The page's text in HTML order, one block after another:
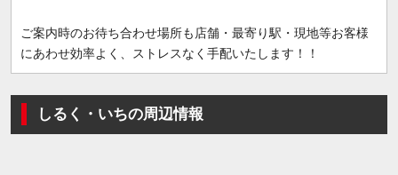
ご案内時のお待ち合わせ場所も店舗・最寄り駅・現地等お客様
にあわせ効率よく、ストレスなく手配いたします！！
しるく・いちの周辺情報